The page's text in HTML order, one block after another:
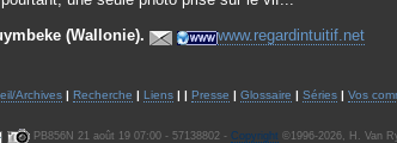
(Wallonie).
www.regardintuitif.net
Archives| Recherche | Liens| | Presse | Glossaire | Séries| Vos
PB856N 21 août 19 07:00 - 57138802 - Copyright ©1996-2026, H. Van